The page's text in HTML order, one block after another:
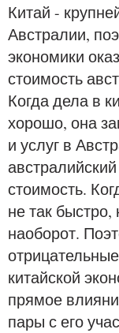
Китай -
Австралии,
экономики
стоимость
Когда дела в
хорошо, она
и услуг в
стоимость.
не так
наоборот.
китайской
прямое
пары с его